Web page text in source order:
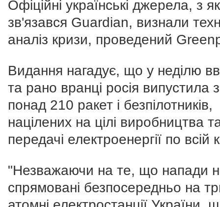
Офіційні українські джерела, з
зв'язався Guardian, визнали
аналіз кризи, проведений
Видання нагадує, що у неділю
та рано вранці росія випустила
понад 210 ракет і безпілотників,
націлених на цілі виробництва
передачі електроенергії по всій
"Незважаючи на те, що напади
спрямовані безпосередньо на